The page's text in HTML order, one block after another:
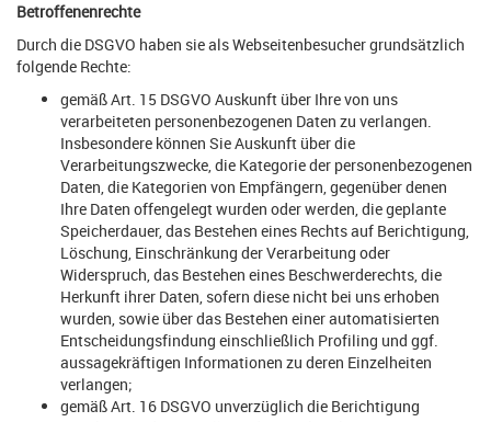
Betroffenenrechte
Durch die DSGVO haben sie als Webseitenbesucher grundsätzlich
folgende Rechte:
gemäß Art. 15 DSGVO Auskunft über Ihre von uns
verarbeiteten personenbezogenen Daten zu verlangen.
Insbesondere können Sie Auskunft über die
Verarbeitungszwecke, die Kategorie der personenbezogenen
Daten, die Kategorien von Empfängern, gegenüber denen
Ihre Daten offengelegt wurden oder werden, die geplante
Speicherdauer, das Bestehen eines Rechts auf Berichtigung,
Löschung, Einschränkung der Verarbeitung oder
Widerspruch, das Bestehen eines Beschwerderechts, die
Herkunft ihrer Daten, sofern diese nicht bei uns erhoben
wurden, sowie über das Bestehen einer automatisierten
Entscheidungsfindung einschließlich Profiling und ggf.
aussagekräftigen Informationen zu deren Einzelheiten
verlangen;
gemäß Art. 16 DSGVO unverzüglich die Berichtigung